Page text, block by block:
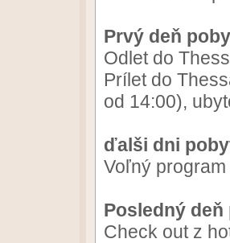
Prvý deň
Odlet do
Prílet do
od 14:00),
ďalši dni
Voľný program
Posledný
Check out z